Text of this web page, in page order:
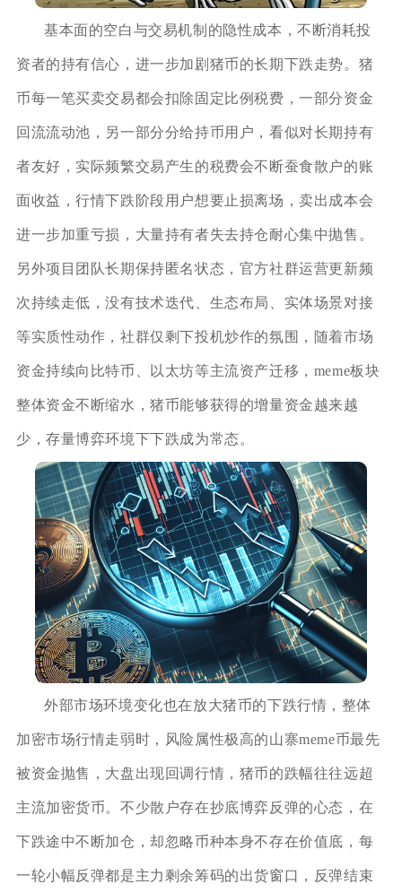
基本面的空白与交易机制的隐性成本，不断消耗投
资者的持有信心，进一步加剧猪币的长期下跌走势。猪
币每一笔买卖交易都会扣除固定比例税费，一部分资金
回流流动池，另一部分分给持币用户，看似对长期持有
者友好，实际频繁交易产生的税费会不断蚕食散户的账
面收益，行情下跌阶段用户想要止损离场，卖出成本会
进一步加重亏损，大量持有者失去持仓耐心集中抛售。
另外项目团队长期保持匿名状态，官方社群运营更新频
次持续走低，没有技术迭代、生态布局、实体场景对接
等实质性动作，社群仅剩下投机炒作的氛围，随着市场
资金持续向比特币、以太坊等主流资产迁移，meme板块
整体资金不断缩水，猪币能够获得的增量资金越来越
少，存量博弈环境下下跌成为常态。
外部市场环境变化也在放大猪币的下跌行情，整体
加密市场行情走弱时，风险属性极高的山寨meme币最先
被资金抛售，大盘出现回调行情，猪币的跌幅往往远超
主流加密货币。不少散户存在抄底博弈反弹的心态，在
下跌途中不断加仓，却忽略币种本身不存在价值底，每
一轮小幅反弹都是主力剩余筹码的出货窗口，反弹结束